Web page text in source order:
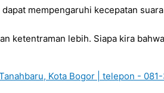
mempengaruhi kecepatan
ketentraman lebih. Siapa kira